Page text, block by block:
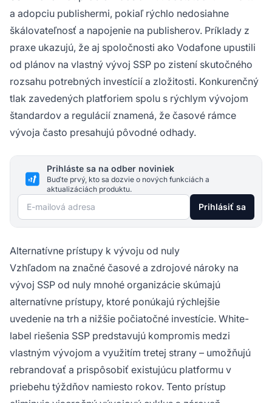
a adopciu publishermi, pokiaľ rýchlo nedosiahne
škálovateľnosť a napojenie na publisherov. Príklady z
praxe ukazujú, že aj spoločnosti ako Vodafone upustili
od plánov na vlastný vývoj SSP po zistení skutočného
rozsahu potrebných investícií a zložitosti. Konkurenčný
tlak zavedených platforiem spolu s rýchlym vývojom
štandardov a regulácií znamená, že časové rámce
vývoja často presahujú pôvodné odhady.
Prihláste sa na odber noviniek
Buďte prvý, kto sa dozvie o nových funkciách a
aktualizáciách produktu.
E-mailová adresa Prihlásiť sa
Alternatívne prístupy k vývoju od nuly
Vzhľadom na značné časové a zdrojové nároky na
vývoj SSP od nuly mnohé organizácie skúmajú
alternatívne prístupy, ktoré ponúkajú rýchlejšie
uvedenie na trh a nižšie počiatočné investície. White-
label riešenia SSP predstavujú kompromis medzi
vlastným vývojom a využitím tretej strany – umožňujú
rebrandovať a prispôsobiť existujúcu platformu v
priebehu týždňov namiesto rokov. Tento prístup